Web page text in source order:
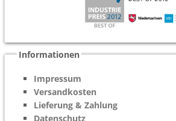
Informationen
Impressum
Versandkosten
Lieferung & Zahlung
Datenschutz